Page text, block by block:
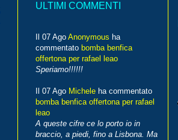
ULTIMI COMMENTI
Il 07 Ago Anonymous ha
commentato bomba benfica
offertona per rafael leao
Speriamo!!!!!!
Il 07 Ago Michele ha commentato
bomba benfica offertona per rafael
leao
A queste cifre ce lo porto io in
braccio, a piedi, fino a Lisbona. Ma